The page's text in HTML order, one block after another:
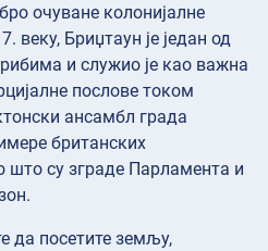
очуване колонијалне
веку, Бриџтаун је један од
и служио је као важна
послове током
ансамбл града
британских
што су зграде Парламента и
да посетите земљу,